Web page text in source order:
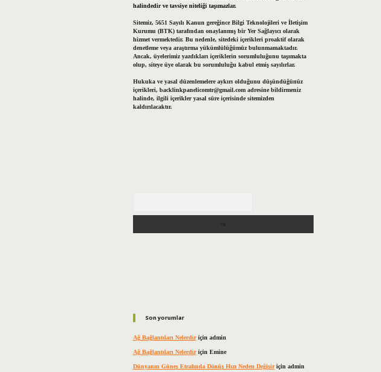
halindedir ve tavsiye niteliği taşımazlar.
Sitemiz, 5651 Sayılı Kanun gereğince Bilgi Teknolojileri ve İletişim
Kurumu (BTK) tarafından onaylanmış bir Yer Sağlayıcı olarak
hizmet vermektedir. Bu nedenle, sitedeki içerikleri proaktif olarak
denetleme veya araştırma yükümlülüğümüz bulunmamaktadır.
Ancak, üyelerimiz yazdıkları içeriklerin sorumluluğunu taşımakta
olup, siteye üye olarak bu sorumluluğu kabul etmiş sayılırlar.
Hukuka ve yasal düzenlemelere aykırı olduğunu düşündüğünüz
içerikleri, backlinkpanelicomtr@gmail.comadresine bildirmeniz
halinde, ilgili içerikler yasal süre içerisinde sitemizden
kaldırılacaktır.
Son yorumlar
Ağ Bağlantıları Nelerdiriçin admin
Ağ Bağlantıları Nelerdiriçin Emine
Dünyanın Güneş Etrafında Dönüş Hızı Neden Değişiriçin admin